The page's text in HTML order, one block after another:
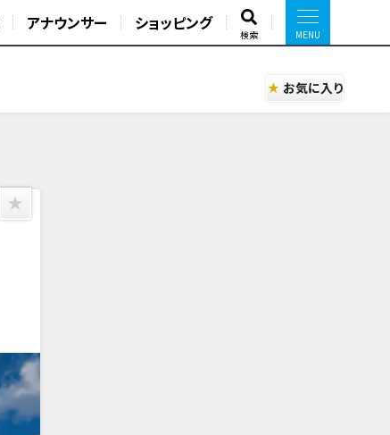
アナウンサー ショッピング
検索
お気に入り